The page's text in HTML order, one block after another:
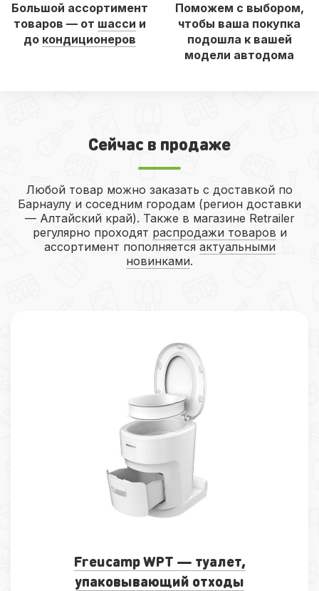
Большой ассортимент
товаров — от шасси и
до кондиционеров
Поможем с выбором,
чтобы ваша покупка
подошла к вашей
модели автодома
Сейчас в продаже
Любой товар можно заказать с доставкой по
Барнаулу и соседним городам (регион доставки
— Алтайский край). Также в магазине Retrailer
регулярно проходят распродажи товаров и
ассортимент пополняется актуальными
новинками.
Freucamp WPT — туалет,
упаковывающий отходы